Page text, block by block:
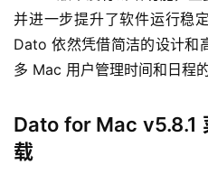
H
o
并进一步提升了软件运行稳
Dato 依然凭借简洁的设计和
多 Mac 用户管理时间和日程
Dato for Mac v5.8.1
载